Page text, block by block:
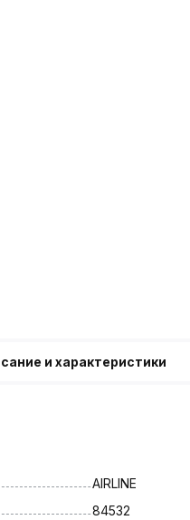
и характеристики
AIRLINE
84532